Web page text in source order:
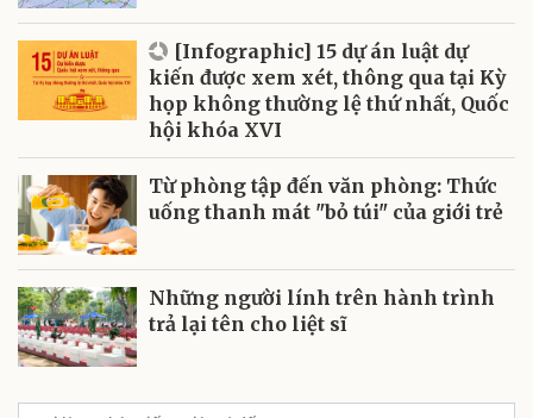
[Infographic] 15 dự án luật dự
kiến được xem xét, thông qua tại Kỳ
họp không thường lệ thứ nhất, Quốc
hội khóa XVI
Từ phòng tập đến văn phòng: Thức
uống thanh mát "bỏ túi" của giới trẻ
Những người lính trên hành trình
trả lại tên cho liệt sĩ